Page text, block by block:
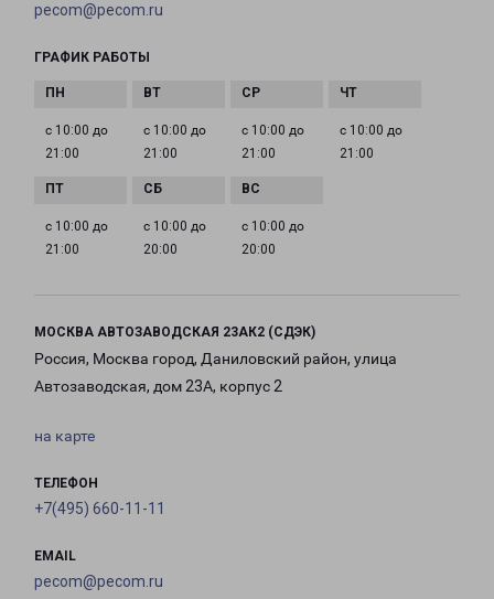
pecom@pecom.ru
ГРАФИК РАБОТЫ
с 10:00 до
21:00
с 10:00 до
21:00
с 10:00 до
21:00
с 10:00 до
21:00
с 10:00 до
21:00
с 10:00 до
20:00
с 10:00 до
20:00
МОСКВА АВТОЗАВОДСКАЯ 23АК2 (СДЭК)
Россия, Москва город, Даниловский район, улица
Автозаводская, дом 23А, корпус 2
на карте
ТЕЛЕФОН
+7(495) 660-11-11
EMAIL
pecom@pecom.ru